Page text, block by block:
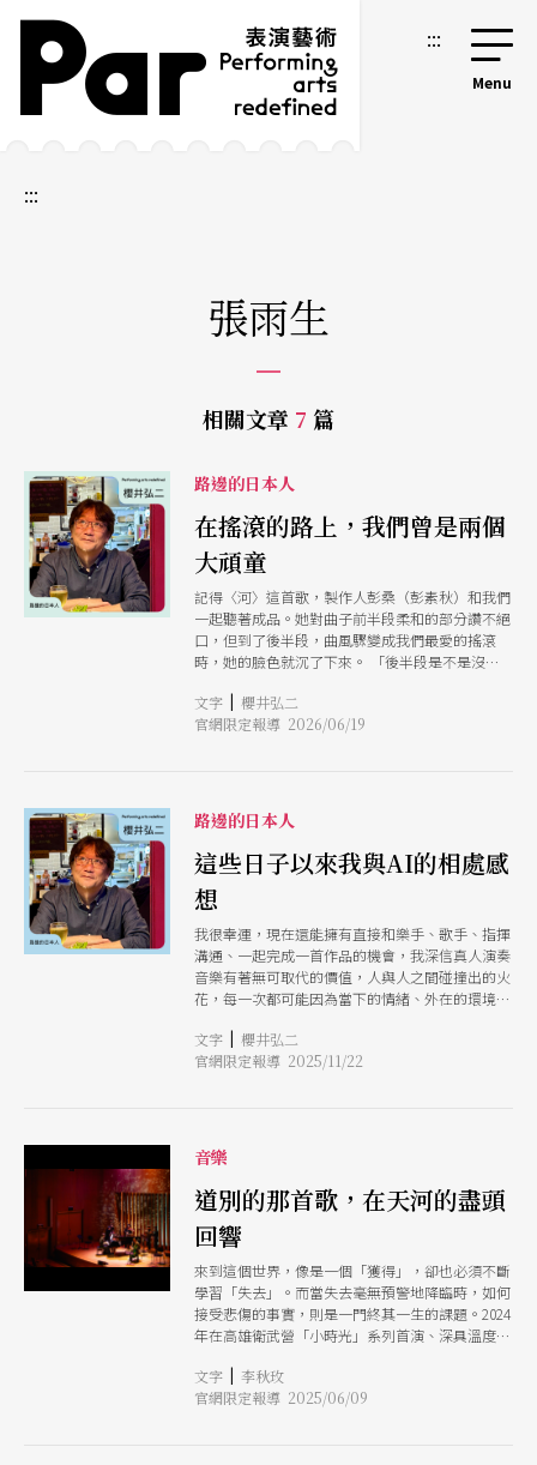
跳到主要內容區塊
網站導覽 :::
:::
張雨生
相關文章 7 篇
路邊的日本人
在搖滾的路上，我們曾是兩個
大頑童
記得〈河〉這首歌，製作人彭桑（彭素秋）和我們
一起聽著成品。她對曲子前半段柔和的部分讚不絕
口，但到了後半段，曲風驟變成我們最愛的搖滾
時，她的臉色就沉了下來。 「後半段是不是沒必
明：「不，如果沒有這一段，這首歌就不完整
了。」 幸好老闆終究給予全然的尊重與信任，讓
文字 | 櫻井弘二
官網限定報導 2026/06/19
路邊的日本人
這些日子以來我與AI的相處感
想
我很幸運，現在還能擁有直接和樂手、歌手、指揮
溝通、一起完成一首作品的機會，我深信真人演奏
音樂有著無可取代的價值，人與人之間碰撞出的火
花，每一次都可能因為當下的情緒、外在的環境而
是那些「不完美」和「不可預測」，那份獨特的生
命力，正是最珍貴的寶藏吧。
文字 | 櫻井弘二
官網限定報導 2025/11/22
音樂
道別的那首歌，在天河的盡頭
回響
來到這個世界，像是一個「獲得」，卻也必須不斷
學習「失去」。而當失去毫無預警地降臨時，如何
接受悲傷的事實，則是一門終其一生的課題。2024
年在高雄衛武營「小時光」系列首演、深具溫度與
《天河旅記》）當時廣受觀眾好評，將在6月中北
上演出，帶來全新感動。 《天河旅記》是一場融
文字 | 李秋玫
官網限定報導 2025/06/09